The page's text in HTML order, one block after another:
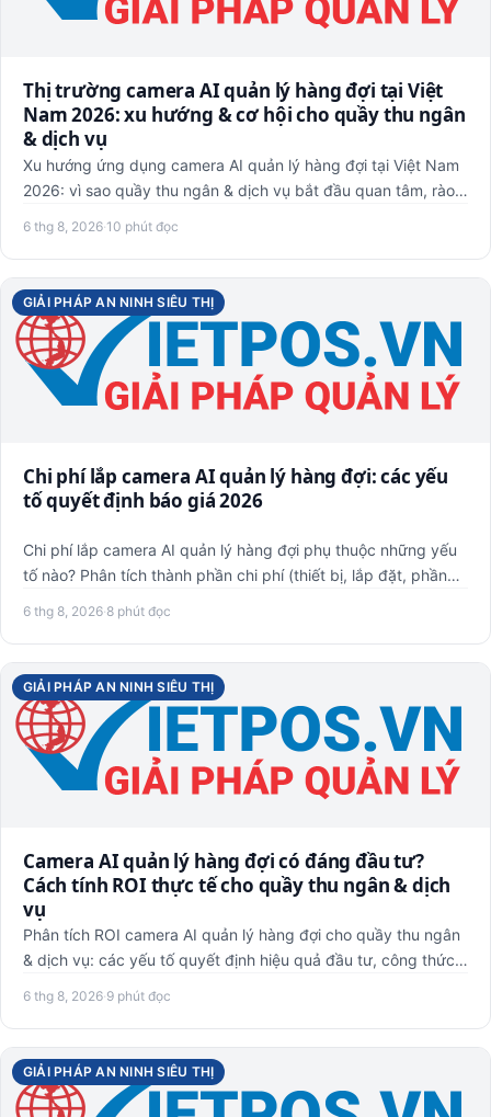
Thị trường camera AI quản lý hàng đợi tại Việt
Nam 2026: xu hướng & cơ hội cho quầy thu ngân
& dịch vụ
Xu hướng ứng dụng camera AI quản lý hàng đợi tại Việt Nam
2026: vì sao quầy thu ngân & dịch vụ bắt đầu quan tâm, rào
6 thg 8, 2026·10 phút đọc
GIẢI PHÁP AN NINH SIÊU THỊ
Chi phí lắp camera AI quản lý hàng đợi: các yếu
tố quyết định báo giá 2026
Chi phí lắp camera AI quản lý hàng đợi phụ thuộc những yếu
tố nào? Phân tích thành phần chi phí (thiết bị, lắp đặt, phần…
6 thg 8, 2026·8 phút đọc
GIẢI PHÁP AN NINH SIÊU THỊ
Camera AI quản lý hàng đợi có đáng đầu tư?
Cách tính ROI thực tế cho quầy thu ngân & dịch
vụ
Phân tích ROI camera AI quản lý hàng đợi cho quầy thu ngân
& dịch vụ: các yếu tố quyết định hiệu quả đầu tư, công thức
6 thg 8, 2026·9 phút đọc
GIẢI PHÁP AN NINH SIÊU THỊ